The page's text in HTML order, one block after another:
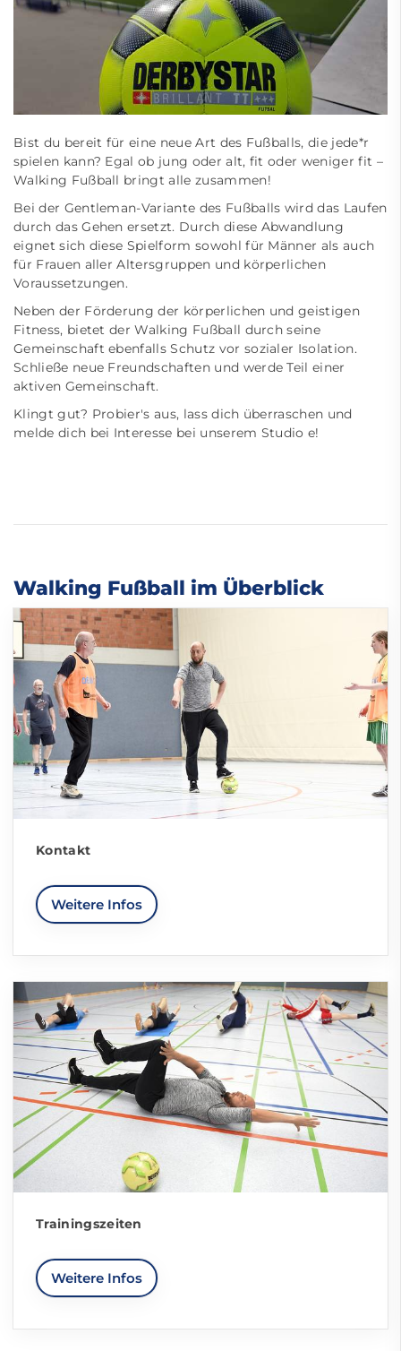
Bist du bereit für eine neue Art des Fußballs, die jede*r
spielen kann? Egal ob jung oder alt, fit oder weniger fit –
Walking Fußball bringt alle zusammen!
Bei der Gentleman-Variante des Fußballs wird das Laufen
durch das Gehen ersetzt. Durch diese Abwandlung
eignet sich diese Spielform sowohl für Männer als auch
für Frauen aller Altersgruppen und körperlichen
Voraussetzungen.
Neben der Förderung der körperlichen und geistigen
Fitness, bietet der Walking Fußball durch seine
Gemeinschaft ebenfalls Schutz vor sozialer Isolation.
Schließe neue Freundschaften und werde Teil einer
aktiven Gemeinschaft.
Klingt gut? Probier's aus, lass dich überraschen und
melde dich bei Interesse bei unserem Studio e!
Walking Fußball im Überblick
Kontakt
Weitere Infos
Trainingszeiten
Weitere Infos